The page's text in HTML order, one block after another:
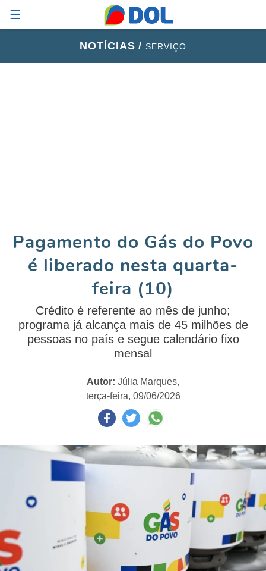
☰
NOTÍCIAS /SERVIÇO
Pagamento do Gás do Povo
é liberado nesta quarta-
feira (10)
Crédito é referente ao mês de junho;
programa já alcança mais de 45 milhões de
pessoas no país e segue calendário fixo
mensal
Autor: Júlia Marques,
terça-feira, 09/06/2026